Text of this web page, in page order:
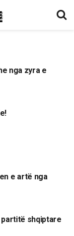
nga zyra e
e artë nga
shqiptare